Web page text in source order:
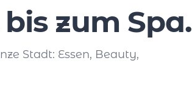
zum Spa.
Stadt: Essen, Beauty,